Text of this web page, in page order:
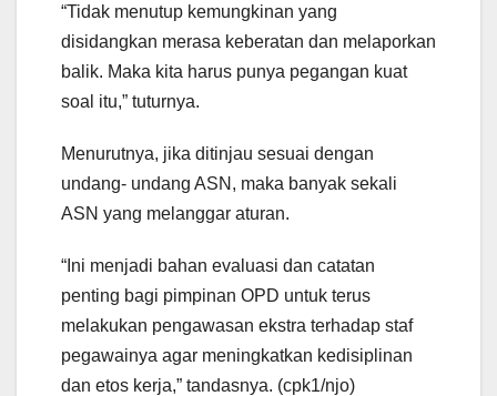
“Tidak menutup kemungkinan yang
disidangkan merasa keberatan dan melaporkan
balik. Maka kita harus punya pegangan kuat
soal itu,” tuturnya.
Menurutnya, jika ditinjau sesuai dengan
undang- undang ASN, maka banyak sekali
ASN yang melanggar aturan.
“Ini menjadi bahan evaluasi dan catatan
penting bagi pimpinan OPD untuk terus
melakukan pengawasan ekstra terhadap staf
pegawainya agar meningkatkan kedisiplinan
dan etos kerja,” tandasnya. (cpk1/njo)